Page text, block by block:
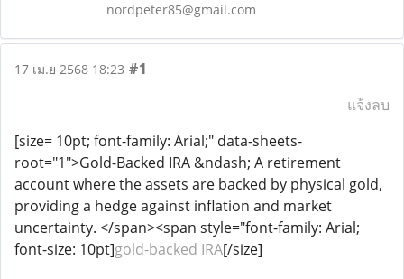
nordpeter85@gmail.com
17 เม.ย 2568 18:23 #1
แจ้งลบ
[size= 10pt; font-family: Arial;" data-sheets-
root="1">Gold-Backed IRA &ndash; A retirement
account where the assets are backed by physical gold,
providing a hedge against inflation and market
uncertainty. </span><span style="font-family: Arial;
font-size: 10pt]gold-backed IRA[/size]